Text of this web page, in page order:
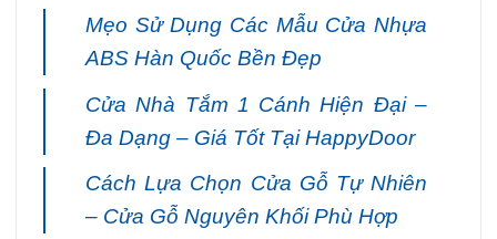
Mẹo Sử Dụng Các Mẫu Cửa Nhựa
ABS Hàn Quốc Bền Đẹp
Cửa Nhà Tắm 1 Cánh Hiện Đại –
Đa Dạng – Giá Tốt Tại HappyDoor
Cách Lựa Chọn Cửa Gỗ Tự Nhiên
– Cửa Gỗ Nguyên Khối Phù Hợp